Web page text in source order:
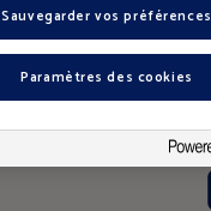
33
Sauvegarder vos préférences
Paramètres des cookies